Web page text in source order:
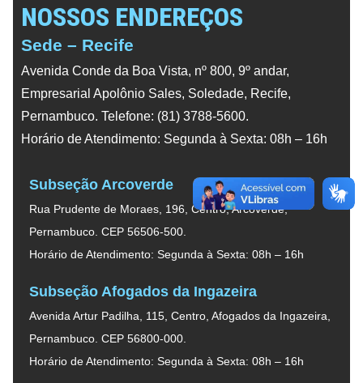
NOSSOS ENDEREÇOS
Sede – Recife
Avenida Conde da Boa Vista, nº 800, 9º andar,
Empresarial Apolônio Sales, Soledade, Recife,
Pernambuco. Telefone: (81) 3788-5600.
Horário de Atendimento: Segunda à Sexta: 08h – 16h
Subseção Arcoverde
Rua Prudente de Moraes, 196, Centro, Arcoverde,
Pernambuco. CEP 56506-500.
Horário de Atendimento: Segunda à Sexta: 08h – 16h
Subseção Afogados da Ingazeira
Avenida Artur Padilha, 115, Centro, Afogados da Ingazeira,
Pernambuco. CEP 56800-000.
Horário de Atendimento: Segunda à Sexta: 08h – 16h